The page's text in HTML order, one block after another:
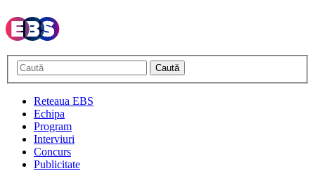
Caută
Reteaua EBS
Echipa
Program
Interviuri
Concurs
Publicitate